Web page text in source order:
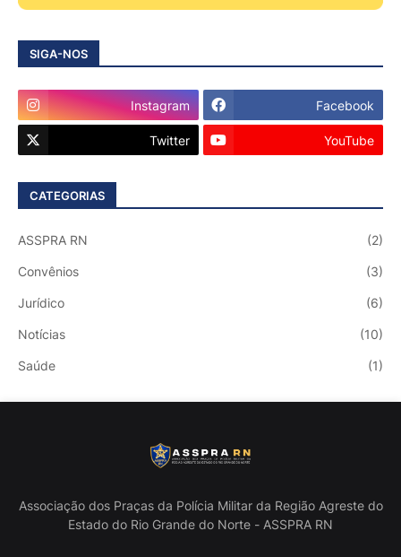
SIGA-NOS
Instagram Facebook
Twitter YouTube
CATEGORIAS
ASSPRA RN (2)
Convênios (3)
Jurídico (6)
Notícias (10)
Saúde (1)
Associação dos Praças da Polícia Militar da Região Agreste do
Estado do Rio Grande do Norte - ASSPRA RN